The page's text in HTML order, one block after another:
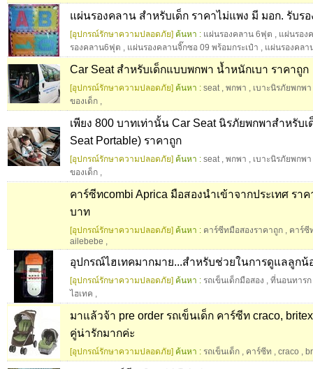
แผ่นรองคลาน สำหรับเด็ก ราคาไม่แพง มี มอก. รับร
[อุปกรณ์รักษาความปลอดภัย] ค้นหา : แผ่นรองคลาน 6ฟุต , แผ่นรอง
รองคลาน6ฟุต , แผ่นรองคลานจิ๊กซอ 09 พร้อมกระเป๋า , แผ่นรองคลา
Car Seat สำหรับเด็กแบบพกพา น้ำหนักเบา ราคาถูก
[อุปกรณ์รักษาความปลอดภัย] ค้นหา : seat, พกพา , เบาะนิรภัยพกพา
ของเด็ก ,
เพียง 800 บาทเท่านั้น Car Seat นิรภัยพกพาสำหรับเ
Seat Portable) ราคาถูก
[อุปกรณ์รักษาความปลอดภัย] ค้นหา : seat, พกพา , เบาะนิรภัยพกพา
ของเด็ก ,
คาร์ซีทcombi Aprica มือสองนำเข้าจากประเทศ รา
บาท
[อุปกรณ์รักษาความปลอดภัย] ค้นหา : คาร์ซีทมือสองราคาถูก , คาร์ซี
ailebebe ,
อุปกรณ์ไฮเทคมากมาย...สำหรับช่วยในการดูแลลูก
[อุปกรณ์รักษาความปลอดภัย] ค้นหา : รถเข็นเด็กมือสอง , ที่นอนทารก
ไฮเทค ,
มาแล้วจ้า pre order รถเข็นเด็ก คาร์ซีท craco,
คู่น่ารักมากค่ะ
[อุปกรณ์รักษาความปลอดภัย] ค้นหา : รถเข็นเด็ก , คาร์ซีท , craco ,